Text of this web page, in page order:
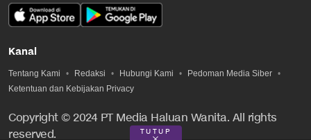
Kanal
Tentang Kami Redaksi Hubungi Kami
Pedoman Media Siber
Ketentuan dan Kebijakan Privacy
Copyright © 2024 PT Media Haluan Wanita. All rights
reserved.
TUTUP